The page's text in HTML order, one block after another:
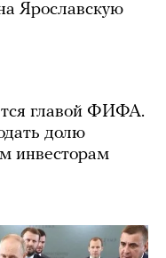
Ярославскую
главой ФИФА.
долю
инвесторам